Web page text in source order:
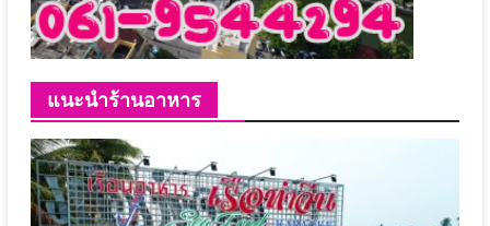
แนะนำร้านอาหาร